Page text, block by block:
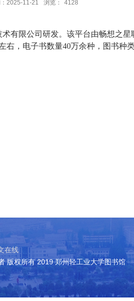
2025-11-21 浏览： 4128
限公司研发。该平台由畅想之星
右，电子书数量40万余种，图书种
在线
版权所有 2019 郑州轻工业大学图书馆